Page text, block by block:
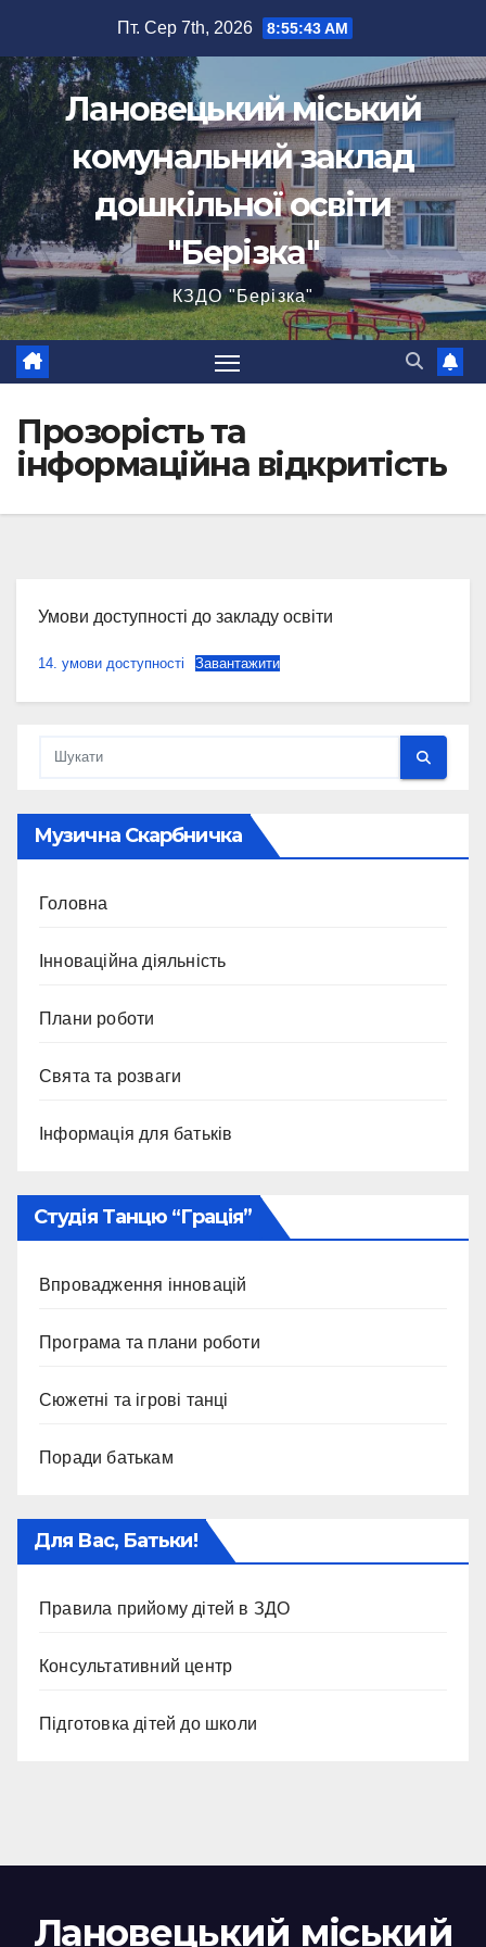
вмісту
Пт. Сер 7th, 2026 8:55:43 AM
Лановецький міський
комунальний заклад
дошкільної освіти
"Берізка"
КЗДО "Берізка"
Прозорість та
інформаційна відкритість
Умови доступності до закладу освіти
14. умови доступності Завантажити
Музична Скарбничка
Головна
Інноваційна діяльність
Плани роботи
Свята та розваги
Інформація для батьків
Студія Танцю “Грація”
Впровадження інновацій
Програма та плани роботи
Сюжетні та ігрові танці
Поради батькам
Для Вас, Батьки!
Правила прийому дітей в ЗДО
Консультативний центр
Підготовка дітей до школи
Лановецький міський